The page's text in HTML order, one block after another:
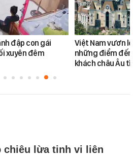
đập con gái
xuyên đêm
Việt Nam vươn
những điểm
khách châu Âu
chiêu lừa tinh vi liên